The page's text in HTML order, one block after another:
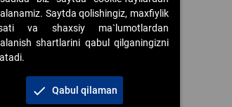
Saytda qolishingiz, maxfiylik
va shaxsiy ma`lumotlardan
shartlarini qabul qilganingizni
check Qabul qilaman